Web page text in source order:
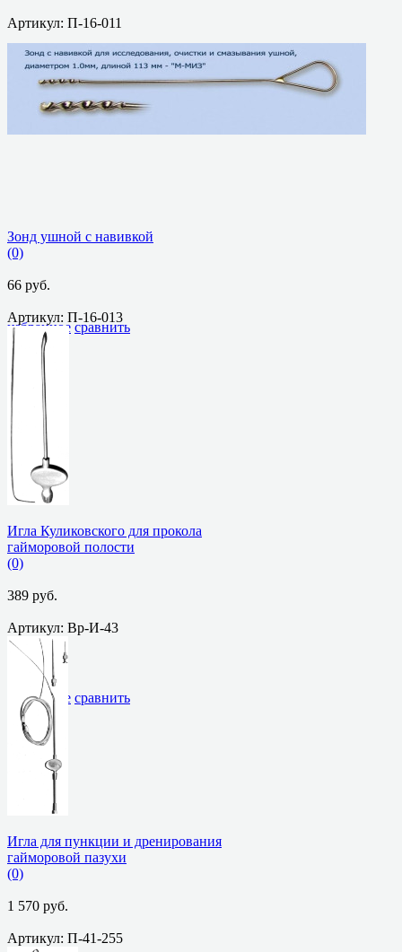
избранное сравнить
Артикул: П-16-011
избранное сравнить
Зонд ушной с навивкой
(0)
66 руб.
Артикул: П-16-013
избранное сравнить
Игла Куликовского для прокола
гайморовой полости
(0)
389 руб.
Артикул: Вр-И-43
Игла для пункции и дренирования
гайморовой пазухи
(0)
1 570 руб.
Артикул: П-41-255